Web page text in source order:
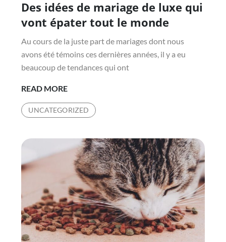
on
Des idées de mariage de luxe qui
vont épater tout le monde
Au cours de la juste part de mariages dont nous
avons été témoins ces dernières années, il y a eu
beaucoup de tendances qui ont
READ MOREDES
IDÉES
DE
DE
LUXE
QUI
VONT
ÉPATER
TOUT
LE
MONDE
UNCATEGORIZED